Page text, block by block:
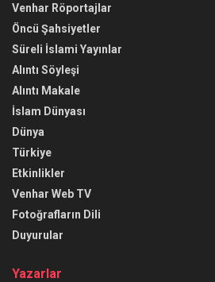
Venhar Röportajlar
Öncü Şahsiyetler
Süreli İslami Yayınlar
Alıntı Söyleşi
Alıntı Makale
İslam Dünyası
Dünya
Türkiye
Etkinlikler
Venhar Web TV
Fotoğrafların Dili
Duyurular
Yazarlar